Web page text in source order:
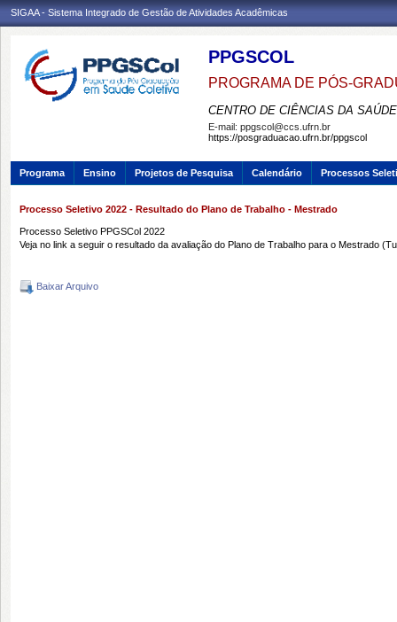
SIGAA - Sistema Integrado de Gestão de Atividades Acadêmicas
PPGSCOL
PROGRAMA DE PÓS-
CENTRO DE CIÊNCIAS DA SAÚDE
E-mail: ppgscol@ccs.ufrn.br
https://posgraduacao.ufrn.br/ppgscol
Programa Ensino Projetos de Pesquisa Calendário Processos
Processo Seletivo 2022 - Resultado do Plano de Trabalho - Mestrado
Processo Seletivo PPGSCol 2022
Veja no link a seguir o resultado da avaliação do Plano de Trabalho para o Mestrado
Baixar Arquivo